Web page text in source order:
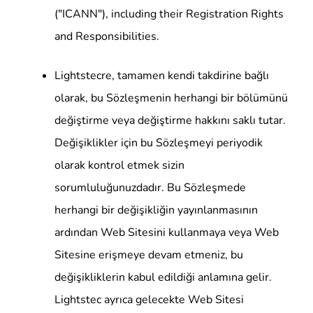
("ICANN"), including their Registration Rights
and Responsibilities.
Lightstecre, tamamen kendi takdirine bağlı
olarak, bu Sözleşmenin herhangi bir bölümünü
değiştirme veya değiştirme hakkını saklı tutar.
Değişiklikler için bu Sözleşmeyi periyodik
olarak kontrol etmek sizin
sorumluluğunuzdadır. Bu Sözleşmede
herhangi bir değişikliğin yayınlanmasının
ardından Web Sitesini kullanmaya veya Web
Sitesine erişmeye devam etmeniz, bu
değişikliklerin kabul edildiği anlamına gelir.
Lightstec ayrıca gelecekte Web Sitesi